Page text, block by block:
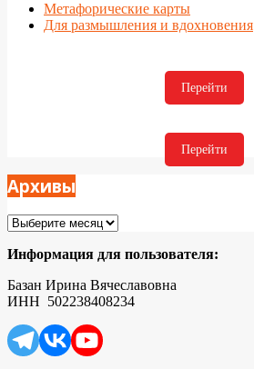
Метафорические карты
Для размышления и вдохновения
Перейти
Перейти
Архивы
Архивы
Информация для пользователя:
Базан Ирина Вячеславовна
ИНН 502238408234